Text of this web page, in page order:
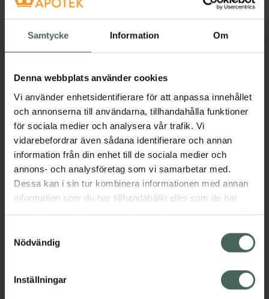
Samtycke Information Om
Denna webbplats använder cookies
Vi använder enhetsidentifierare för att anpassa innehållet
och annonserna till användarna, tillhandahålla funktioner
för sociala medier och analysera vår trafik. Vi
vidarebefordrar även sådana identifierare och annan
information från din enhet till de sociala medier och
annons- och analysföretag som vi samarbetar med.
Dessa kan i sin tur kombinera informationen med annan
information som du har tillhandahållit eller som de har
samlat in när du har använt deras tjänster. Samtycke till
återkalla ditt samtycke via webbplatsens
cookieinställningar. Ett återkallat samtycke påverkar inte
lagligheten av behandling som skett innan återkallelsen.
Nödvändig
Inställningar
Köp via ditt recept
Aktuella erbjudanden
Beskrivning Dölj
Läs alltid bipacksedeln innan
användning.
EAN:07340187100418
Bipacksedel från FASS Visa